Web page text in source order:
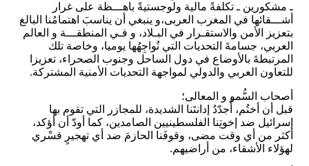
ـ مشكورين ـ تكلفةً مالية ولوجستيةً باهـــظة على غرار
أشـــقائها في المغرب العربى،و ينبغي أن يناسبَ اهتمامُنا البالغ
بتعزيز الأمن والاستقـرار في البـلاد، و فـي المنطقـــة و العالم
العربي، جسامةَ التحديات التي نُواجِهُها يوميا، وخاصة تلك
المرتبطةَ بالأوضاع في دول الساحل وجنوب الصحراء، تعزيزا
للتعاون العربي والدولي لمواجهة التحديات الأمنية المشتركة.
أصحاب السُّمو و المعالى؛
قبل أن أختُم، أُجدّدُ إدانتَنا الشديدة، للمجازر التي تقوم بها
إسرائيل ضد إخوتِنا الفلسطينيين الصامدين، كما أودّ أن أؤكد،
أكثر من أي وقت مضى، وقوفَنا الحازمَ ضد أي تهجيرٍ قسْري
لهؤلاء الأشقاء، من أراضيهم.